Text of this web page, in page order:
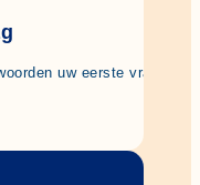
uw eerste vragen